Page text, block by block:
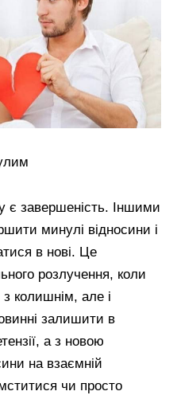
є завершеність. Іншими
минулі відносини і
в нові. Це
розлучення, коли
з колишнім, але і
залишити в
а з новою
на взаємній
чи просто